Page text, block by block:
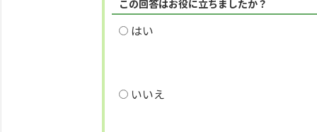
この回答はお役に立ちましたか？
はい
いいえ